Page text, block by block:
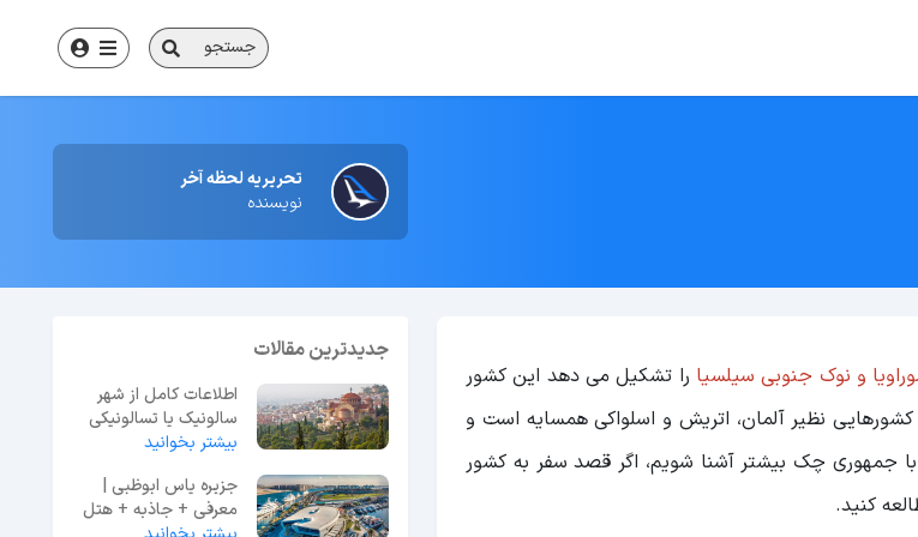
جستجو
تحریریه لحظه آخر
نویسنده
و نوک جنوبی سیلسیا را تشکیل می دهد این کشور
کشورهایی نظیر آلمان، اتریش و اسلواکی همسایه است و
جمهوری چک بیشتر آشنا شویم، اگر قصد سفر به کشور
کنید.
جدیدترین مقالات
اطلاعات کامل از شهر
سالونیک یا تسالونیکی
یونان
بیشتر بخوانید
جزیره یاس ابوظبی |
معرفی + جاذبه + هتل